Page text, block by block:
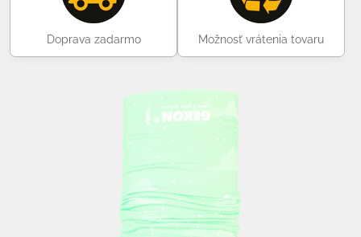
Doprava zadarmo Možnosť vrátenia tovaru